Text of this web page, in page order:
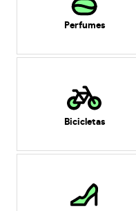
Perfumes
Bicicletas